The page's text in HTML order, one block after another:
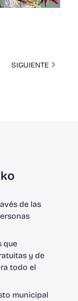
SIGUIENTE
de las
que
y de
todo el
municipal